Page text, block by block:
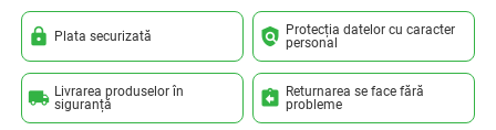
lock Plata securizată policy Protecția datelor cu caracter
personal
local_shipping Livrarea produselor în
siguranță
assignment_return Returnarea se face fără
probleme